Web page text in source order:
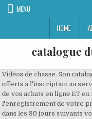
MENU
HOME
catalogue
Vidéos de chasse. Son
offerts à l'inscription au
de vos achats en ligne ET en
l'enregistrement de votre
dans les 30 jours suivants